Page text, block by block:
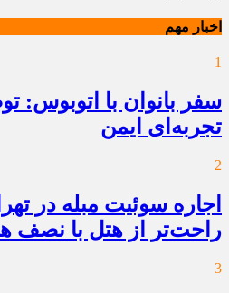
اخبار مهم
1
سفر بانوان با اتوبوس:
تجربه‌ای ایمن
2
اجاره سوئیت مبله در
راحت‌تر از هتل با نصف
3